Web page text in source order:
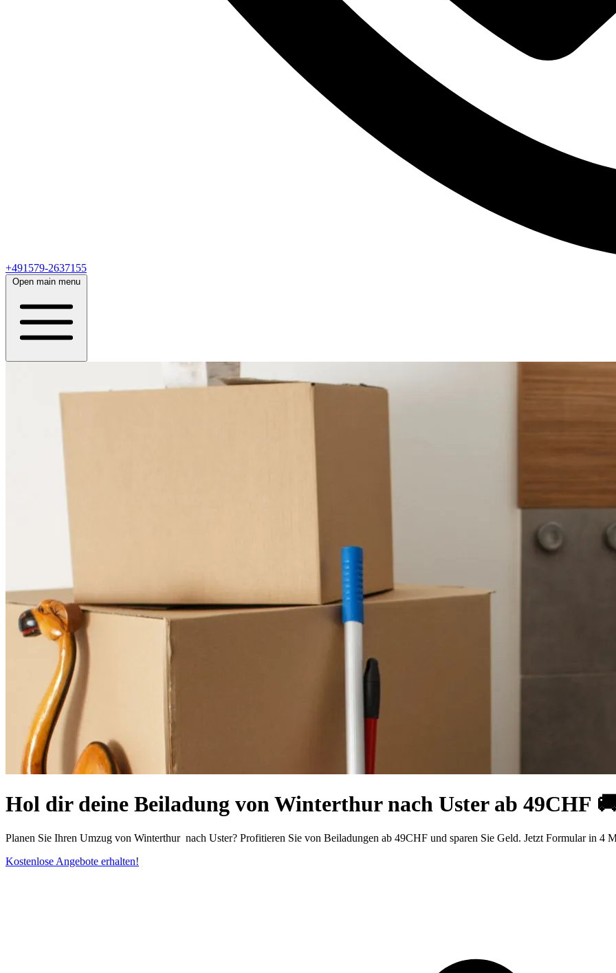
+491579-2637155
Open main menu
Hol dir deine Beiladung von Winterthur nach Uster ab 49CHF
Planen Sie Ihren Umzug von Winterthur ⁠ nach Uster? Profitieren Sie von Beiladungen ab 49CHF und sparen Sie Geld. Jetzt Formular in 4
Kostenlose Angebote erhalten!